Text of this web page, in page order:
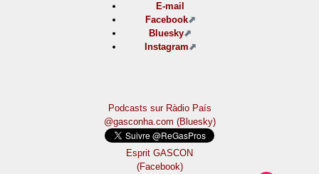
E-mail
Facebook
Bluesky
Instagram
Podcasts sur Ràdio País
@gasconha.com (Bluesky)
Esprit GASCON
(Facebook)